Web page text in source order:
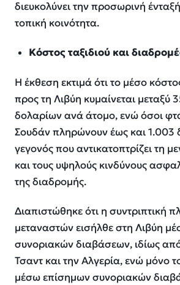
διευκολύνει την προσωρινή
τοπική κοινότητα.
Κόστος ταξιδιού και
Η έκθεση εκτιμά ότι το μέσο
προς τη Λιβύη κυμαίνεται μεταξύ
δολαρίων ανά άτομο, ενώ όσοι
Σουδάν πληρώνουν έως και 1.003
γεγονός που αντικατοπτρίζει τη
και τους υψηλούς κινδύνους
της διαδρομής.
Διαπιστώθηκε ότι η συντριπτική
μεταναστών εισήλθε στη Λιβύη
συνοριακών διαβάσεων, ιδίως
Τσαντ και την Αλγερία, ενώ μόνο
μέσω επίσημων συνοριακών